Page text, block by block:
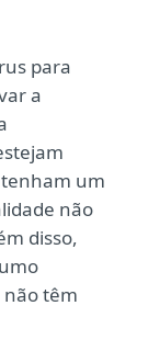
para
a
um
não
disso,
têm